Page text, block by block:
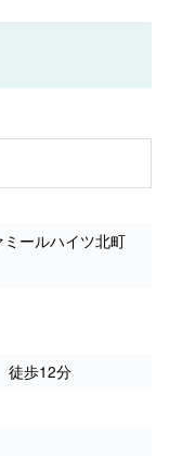
ールハイツ北町
歩12分